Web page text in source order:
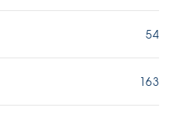
54
163